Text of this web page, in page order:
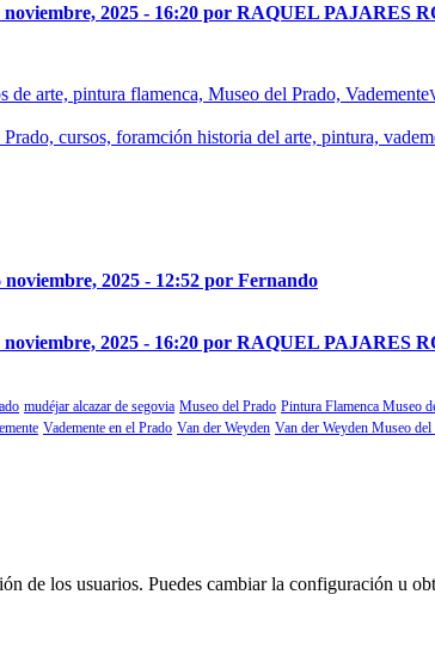
noviembre, 2025 - 16:20 por RAQUEL PAJARES
noviembre, 2025 - 12:52 por Fernando
noviembre, 2025 - 16:20 por RAQUEL PAJARES
mudéjar alcazar de segovia Museo del Prado Pintura Flamenca Museo
Vademente en el Prado Van der Weyden Van der Weyden Museo del
de los usuarios. Puedes cambiar la configuración u